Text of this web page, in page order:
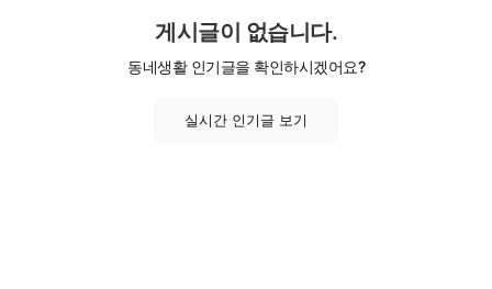
게시글이 없습니다.
동네생활 인기글을 확인하시겠어요?
실시간 인기글 보기